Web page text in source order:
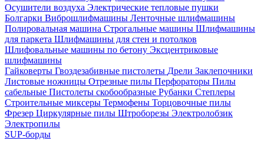
Осушители воздуха Электрические тепловые пушки
Болгарки Виброшлифмашины Ленточные шлифмашины
Полировальная машина Строгальные машины Шлифмашины
для паркета Шлифмашины для стен и потолков
Шлифовальные машины по бетону Эксцентриковые
шлифмашины
Гайковерты Гвоздезабивные пистолеты Дрели Заклепочники
Листовые ножницы Отрезные пилы Перфораторы Пилы
сабельные Пистолеты скобообразные Рубанки Степлеры
Строительные миксеры Термофены Торцовочные пилы
Фрезер Циркулярные пилы Штроборезы Электролобзик
Электропилы
SUP-борды